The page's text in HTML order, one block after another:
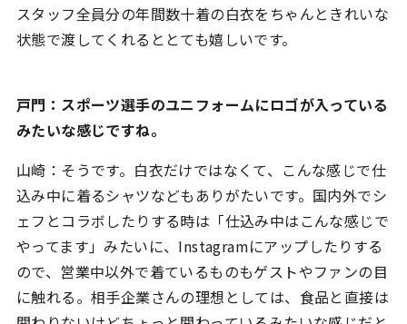
スタッフ全員分の年間数十着の白衣をちゃんときれいな
状態で渡してくれるととても嬉しいです。
戸門：スポーツ選手のユニフォームにロゴが入っている
みたいな感じですね。
山崎：そうです。白衣だけではなくて、こんな感じで仕
込み中に着るシャツなどもありがたいです。国内外でシ
ェフとコラボしたりする時は「仕込み中はこんな感じで
やってます」みたいに、Instagramにアップしたりする
ので、営業中以外で着ているものもゲストやファンの目
に触れる。相手企業さんの理想としては、食品と直接は